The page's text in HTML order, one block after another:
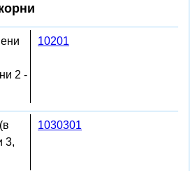
2 -
10201
3,
1030301